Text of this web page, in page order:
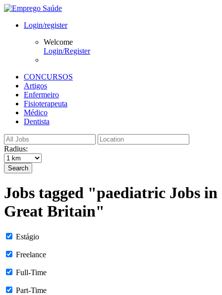
Login/register
Welcome
Login/Register
CONCURSOS
Artigos
Enfermeiro
Fisioterapeuta
Médico
Dentista
Radius:
Search
Jobs tagged "paediatric Jobs in
Great Britain"
Estágio
Freelance
Full-Time
Part-Time